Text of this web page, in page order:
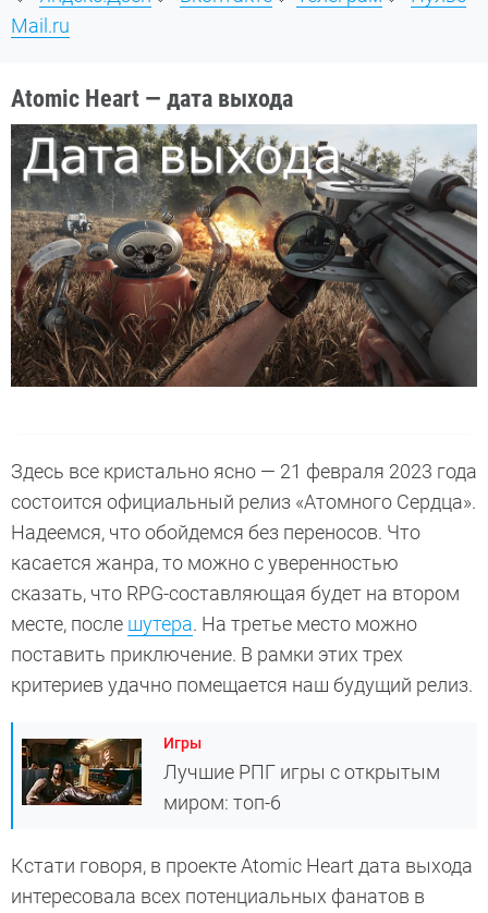
Mail.ru
Atomic Heart — дата выхода
Здесь все кристально ясно — 21 февраля 2023 года
состоится официальный релиз «Атомного Сердца».
Надеемся, что обойдемся без переносов. Что
касается жанра, то можно с уверенностью
сказать, что RPG-составляющая будет на втором
месте, после шутера. На третье место можно
поставить приключение. В рамки этих трех
критериев удачно помещается наш будущий релиз.
Игры
Лучшие РПГ игры с открытым
миром: топ-6
Кстати говоря, в проекте Atomic Heart дата выхода
интересовала всех потенциальных фанатов в